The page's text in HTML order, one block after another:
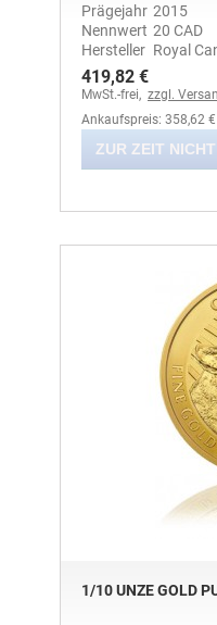
Prägejahr 2015
Nennwert 20 CAD
Hersteller Royal
419,82 €
MwSt.-frei, zzgl.
Ankaufspreis: 358,62 €
ZUR ZEIT
1/10 UNZE GOLD